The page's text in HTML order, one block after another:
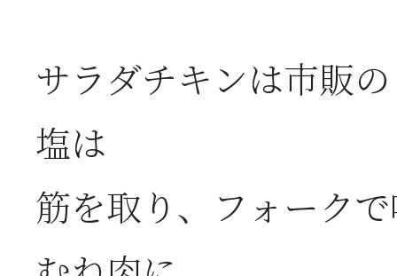
・マグロと
サラダチキンは市販
塩は
筋を取り、フォーク